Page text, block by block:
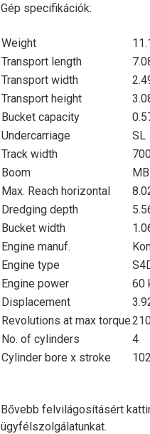
Gép specifikációk:
Weight
Transport length
Transport width
Transport height
Bucket capacity
Undercarriage
SL
Track width
Boom
MB
Max. Reach horizontal
Dredging depth
Bucket width
Engine manuf.
Engine type
Engine power
60
Displacement
Revolutions at max torque
No. of cylinders
4
Cylinder bore x stroke
Bővebb felvilágosításért
ügyfélszolgálatunkat.